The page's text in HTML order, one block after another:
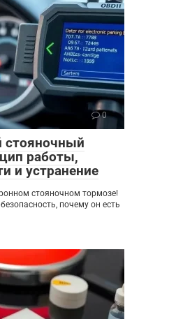
0
стояночный
работы,
и устранение
стояночном тормозе!
почему он есть